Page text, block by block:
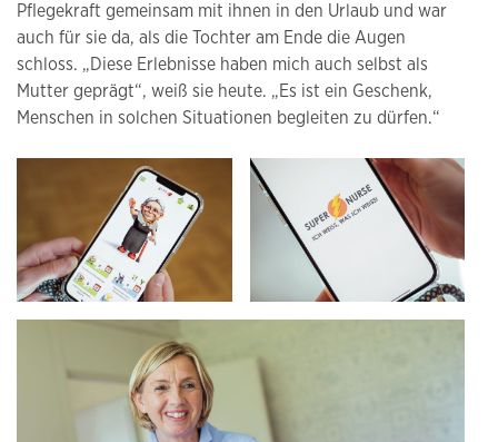
Pflegekraft gemeinsam mit ihnen in den Urlaub und war
auch für sie da, als die Tochter am Ende die Augen
schloss. „Diese Erlebnisse haben mich auch selbst als
Mutter geprägt“, weiß sie heute. „Es ist ein Geschenk,
Menschen in solchen Situationen begleiten zu dürfen.“